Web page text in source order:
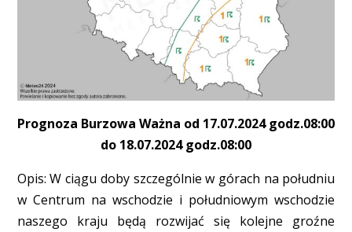
Prognoza Burzowa Ważna od 17.07.2024 godz.08:00
do 18.07.2024 godz.08:00
Opis: W ciągu doby szczególnie w górach na południu
w Centrum na wschodzie i południowym wschodzie
naszego kraju będą rozwijać się kolejne groźne